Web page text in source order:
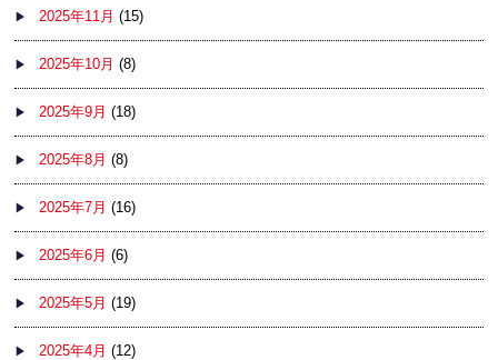
2025年11月 (15)
2025年10月 (8)
2025年9月 (18)
2025年8月 (8)
2025年7月 (16)
2025年6月 (6)
2025年5月 (19)
2025年4月 (12)